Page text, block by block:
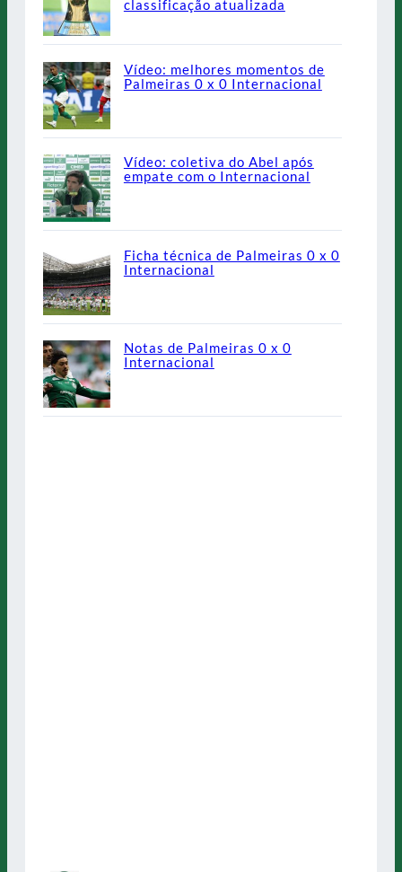
classificação atualizada
Vídeo: melhores momentos de
Palmeiras 0 x 0 Internacional
Vídeo: coletiva do Abel após
empate com o Internacional
Ficha técnica de Palmeiras 0 x 0
Internacional
Notas de Palmeiras 0 x 0
Internacional